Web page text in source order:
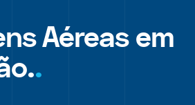
Aéreas em
.